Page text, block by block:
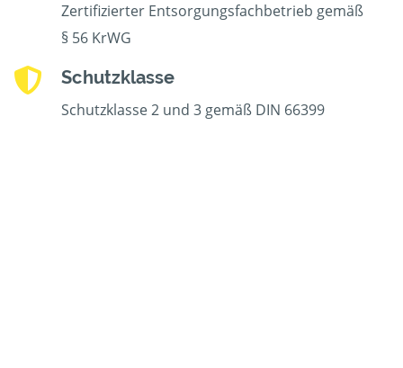
Zertifizierter Entsorgungsfachbetrieb gemäß
§ 56 KrWG
Schutzklasse
Schutzklasse 2 und 3 gemäß DIN 66399